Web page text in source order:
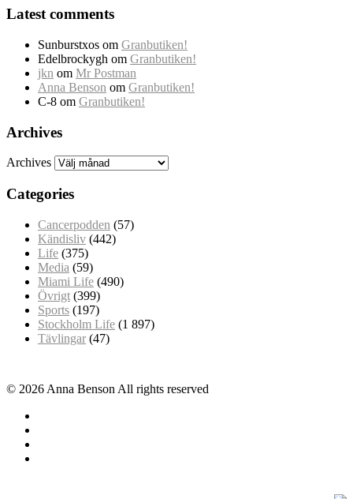
Latest comments
Sunburstxos om Granbutiken!
Edelbrockygh om Granbutiken!
jkn om Mr Postman
Anna Benson om Granbutiken!
C-8 om Granbutiken!
Archives
Archives
Categories
Cancerpodden (57)
Kändisliv (442)
Life (375)
Media (59)
Miami Life (490)
Övrigt (399)
Sports (197)
Stockholm Life (1 897)
Tävlingar (47)
© 2026 Anna Benson All rights reserved